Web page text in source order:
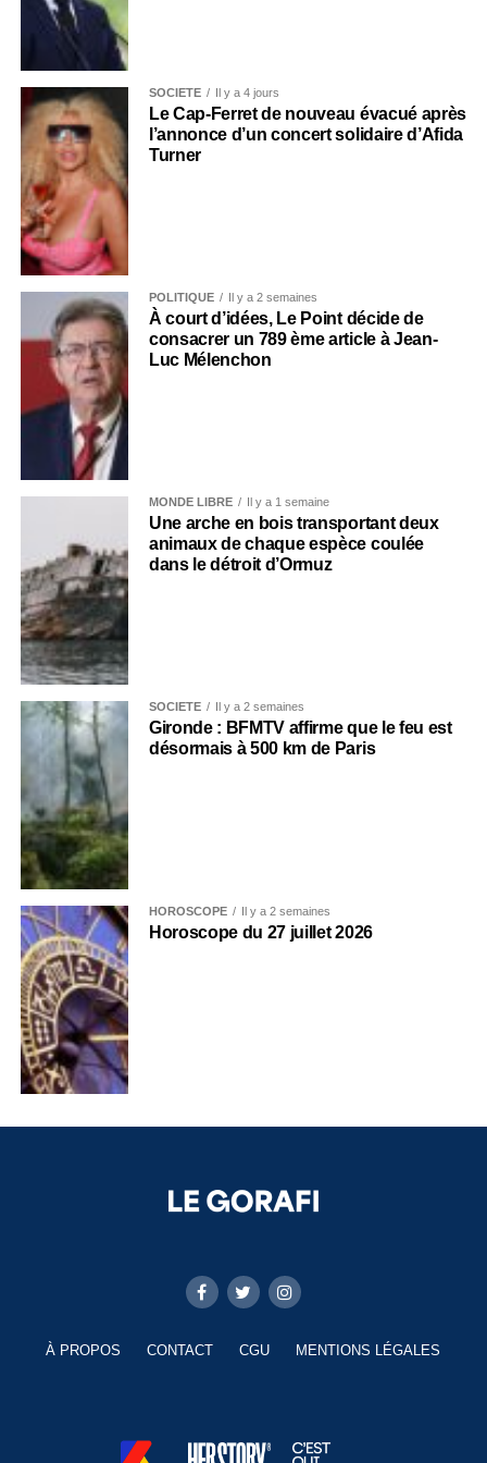
SOCIÉTÉ Il y a 4 jours
Le Cap-Ferret de nouveau évacué après
l’annonce d’un concert solidaire d’Afida
Turner
POLITIQUE Il y a 2 semaines
À court d’idées, Le Point décide de
consacrer un 789 ème article à Jean-
Luc Mélenchon
MONDE LIBRE Il y a 1 semaine
Une arche en bois transportant deux
animaux de chaque espèce coulée
dans le détroit d’Ormuz
SOCIÉTÉ Il y a 2 semaines
Gironde : BFMTV affirme que le feu est
désormais à 500 km de Paris
HOROSCOPE Il y a 2 semaines
Horoscope du 27 juillet 2026
À PROPOS CONTACT CGU MENTIONS LÉGALES